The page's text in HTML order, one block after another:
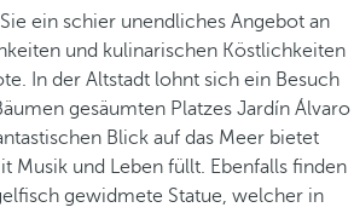
ein schier unendliches Angebot an
und kulinarischen Köstlichkeiten
In der Altstadt lohnt sich ein Besuch
gesäumten Platzes Jardín Álvaro
Blick auf das Meer bietet
Musik und Leben füllt. Ebenfalls finden
gewidmete Statue, welcher in